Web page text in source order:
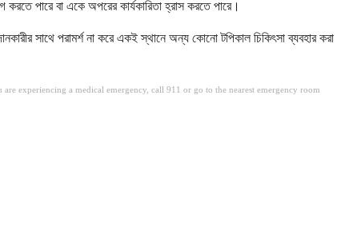
পারে বা একে অপরের কার্যকারিতা হ্রাস করতে পারে।
সাথে পরামর্শ না করে একই স্থানে অন্য কোনো টপিকাল চিকিৎসা ব্যবহার করা
experiencing a medical emergency, call 911 or go to the nearest emergency room